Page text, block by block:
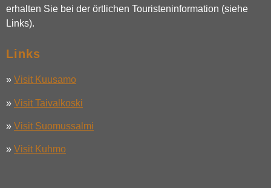
erhalten Sie bei der örtlichen Touristeninformation (siehe
Links).
Links
» Visit Kuusamo
» Visit Taivalkoski
» Visit Suomussalmi
» Visit Kuhmo